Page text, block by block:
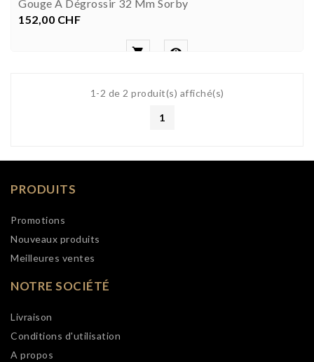
Gouge À Dégrossir 32 Mm Sorby
Prix
152,00 CHF
 
1-2 de 2 produit(s) affiché(s)
1
PRODUITS
Promotions
Nouveaux produits
Meilleures ventes
NOTRE SOCIÉTÉ
Livraison
Conditions d'utilisation
A propos